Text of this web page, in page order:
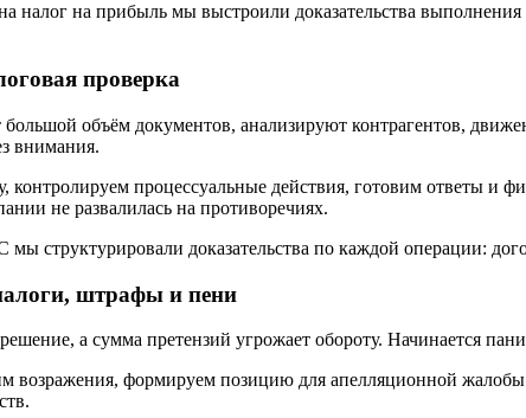
налог на прибыль мы выстроили доказательства
проверка
объём документов, анализируют контрагентов,
внимания.
процессуальные действия, готовим ответы и
не развалилась на противоречиях.
структурировали доказательства по каждой операции:
штрафы и пени
а сумма претензий угрожает обороту. Начинается
возражения, формируем позицию для апелляционной